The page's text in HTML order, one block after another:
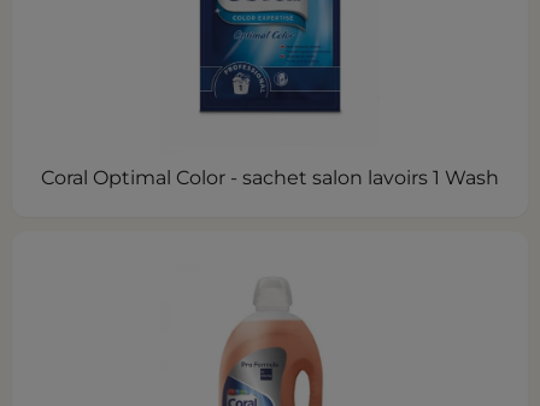
Coral Optimal Color - sachet salon lavoirs 1 Wash